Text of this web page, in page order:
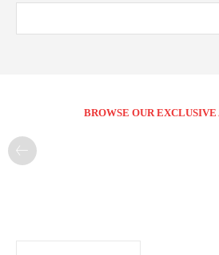
BROWSE OUR